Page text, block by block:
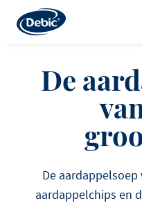
main
De
De
aardappelchips en